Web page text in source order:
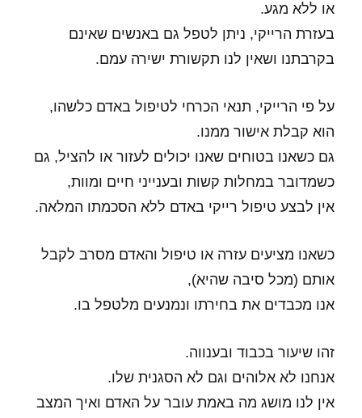
או ללא מגע.
בעזרת הרייקי, ניתן לטפל גם באנשים שאינם
בקרבתנו ושאין לנו תקשורת ישירה עמם.
על פי הרייקי, תנאי הכרחי לטיפול באדם כלשהו,
הוא קבלת אישור ממנו.
גם כשאנו בטוחים שאנו יכולים לעזור או להציל, גם
כשמדובר במחלות קשות ובענייני חיים ומוות,
אין לבצע טיפול רייקי באדם ללא הסכמתו המלאה.
כשאנו מציעים עזרה או טיפול והאדם מסרב לקבל
אותם (מכל סיבה שהיא),
אנו מכבדים את בחירתו ונמנעים מלטפל בו.
זהו שיעור בכבוד ובענווה.
אנחנו לא אלוהים וגם לא הסגנית שלו.
אין לנו מושג מה באמת עובר על האדם ואיך המצב